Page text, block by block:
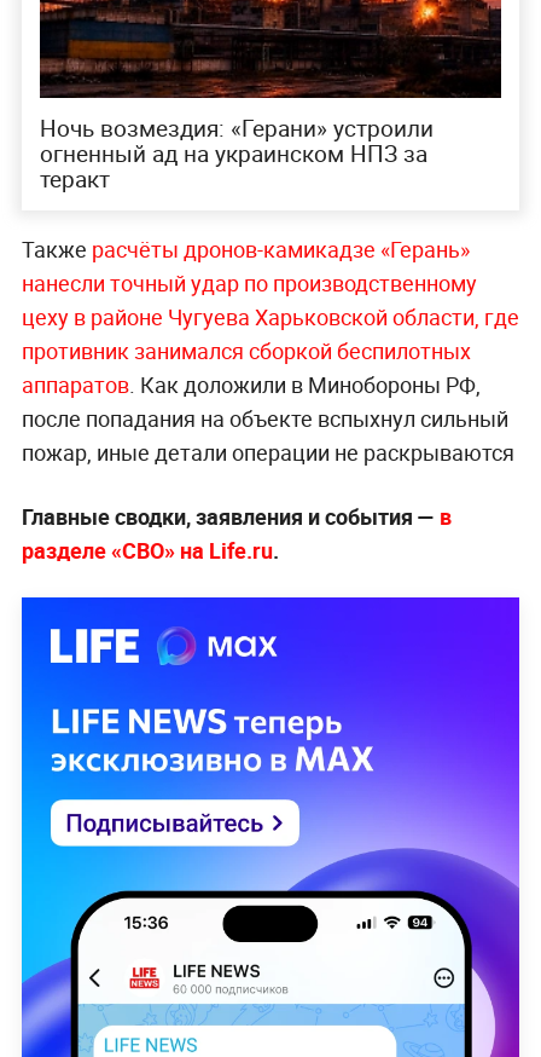
Ночь возмездия: «Герани» устроили
огненный ад на украинском НПЗ за
теракт
Также расчёты дронов-камикадзе «Герань»
нанесли точный удар по производственному
цеху в районе Чугуева Харьковской области, где
противник занимался сборкой беспилотных
аппаратов. Как доложили в Минобороны РФ,
после попадания на объекте вспыхнул сильный
пожар, иные детали операции не раскрываются
Главные сводки, заявления и события — в
разделе «СВО» на Life.ru.